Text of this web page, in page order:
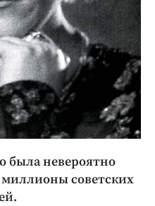
была невероятно
советских